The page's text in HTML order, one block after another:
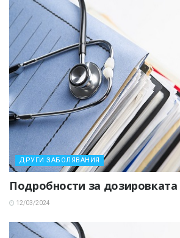
ДРУГИ ЗАБОЛЯВАНИЯ
Подробности за дозировката
12/03/2024